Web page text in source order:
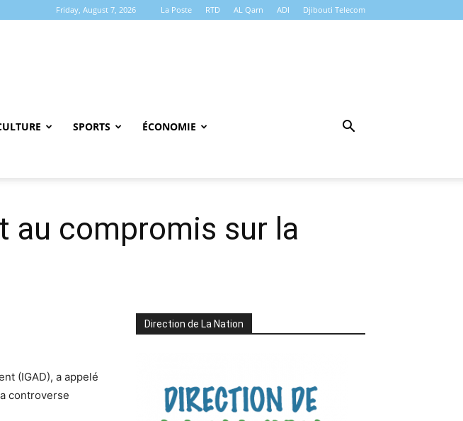
Friday, August 7, 2026 La Poste RTD AL Qarn ADI Djibouti Telecom
SPORTS ÉCONOMIE
au compromis sur la
(IGAD), a appelé
controverse
Direction de La Nation